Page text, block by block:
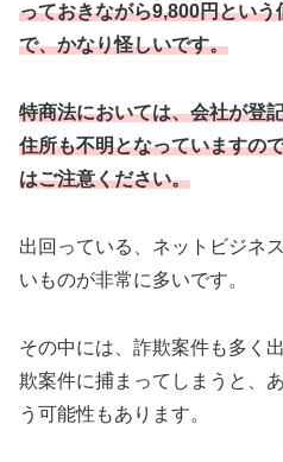
っておきながら9,800円とい
で、かなり怪しいです。
特商法においては、会社が登
住所も不明となっていますの
はご注意ください。
出回っている、ネットビジネ
いものが非常に多いです。
その中には、詐欺案件も多く
欺案件に捕まってしまうと、
う可能性もあります。